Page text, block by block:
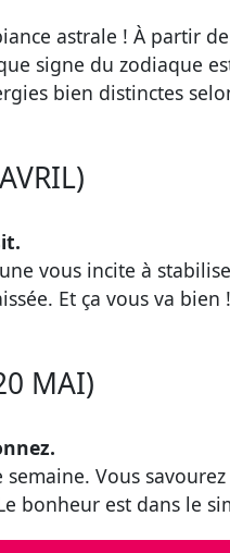
astrale ! À partir
signe du zodiaque
bien distinctes
vous incite à
Et ça vous va bien !
MAI)
Vous
bonheur est dans le